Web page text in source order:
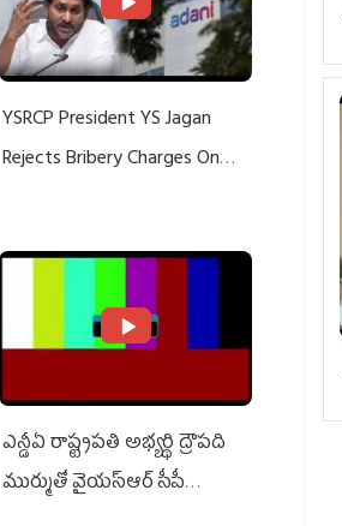
YSRCP President YS Jagan
Rejects Bribery Charges On
ఎన్డీఏ రాష్ట్ర‌ప‌తి అభ్య‌ర్థి ద్రౌప‌ది
ముర్ముతో వైయ‌స్ఆర్ సీపీ